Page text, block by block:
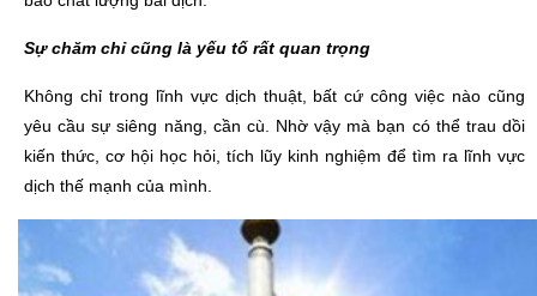
Sự chăm chỉ cũng là yếu tố rất quan trọng
Không chỉ trong lĩnh vực dịch thuật, bất cứ công việc nào cũng
yêu cầu sự siêng năng, cần cù. Nhờ vậy mà bạn có thể trau dồi
kiến thức, cơ hội học hỏi, tích lũy kinh nghiệm để tìm ra lĩnh vực
dịch thế mạnh của mình.